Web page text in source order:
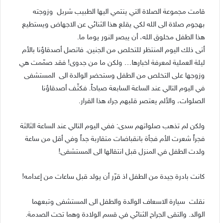
قامت مجموعة الصلاة التي ينتمي اليها الطبيب شربل وزوجته
بهجوم صلاة الى الله لكي يقلع هذا الثنائي عن الاجهاض ويستطيع
هذا الطفل مخلوق الله، أن يبصر النور يوما ما.
أتى ذلك اليوم المنتظر للتخلص من الجنين. فاتصل أصدقاؤنا بالأم
ليلة العملية لمعرفة اخبارها… ولكن ما من جدوى! فقد صمّمت هي
وزوجها على التخلص من الطفل وستحضر الوالدة الى المستشفى
في اليوم التالي عند الساعة السابعة صباحاً. فكثّف أصدقاؤنا
الصلوات، والألم يعتصر قلبهم جراء هذا القرار.
ولكن لم تذهب صلواتهم سدى: ففي اليوم التالي عند الساعة الثالثة
فجراً شعرت الأم فجأة بانقباضات متقاربة جداً وفي أقل من ساعة
ولدت الطفل في المنزل قبل انتقالها الى المستشفى!
كانت بادرة جيدة من الطفل اذ قرّر أن يولد قبل ساعات من إعدامه!
نقلت سيارة الاسعاف الوالدة والطفل الى المستشفى وتبعهما
الوالد. والتقى الجراح الثنائي في قسم الولادة وهما تحت الصدمة.